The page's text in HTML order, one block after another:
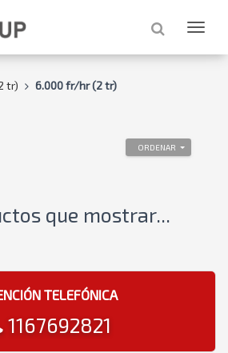
tr) 6.000 fr/hr (2 tr)
ORDENAR
que mostrar...
TELEFÓNICA
1167692821